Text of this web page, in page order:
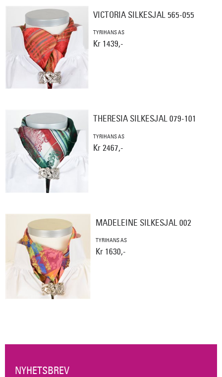
VICTORIA SILKESJAL 565-055
TYRIHANS AS
Kr 1439,-
THERESIA SILKESJAL 079-101
TYRIHANS AS
Kr 2467,-
MADELEINE SILKESJAL 002
TYRIHANS AS
Kr 1630,-
NYHETSBREV